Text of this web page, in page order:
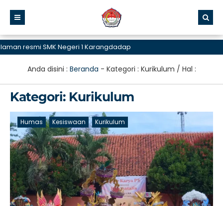
SMK Negeri 1 Karangdadap
Anda disini : Beranda - Kategori : Kurikulum / Hal :
Kategori: Kurikulum
Humas Kesiswaan Kurikulum